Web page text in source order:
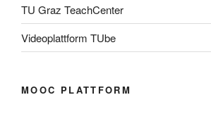
TU Graz TeachCenter
Videoplattform TUbe
MOOC PLATTFORM